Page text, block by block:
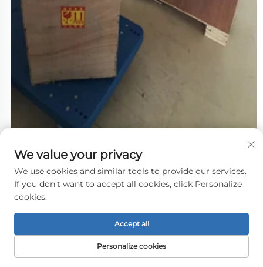
We value your privacy
We use cookies and similar tools to provide our services.
If you don't want to accept all cookies, click Personalize
cookies.
Personalize cookies
Accept all